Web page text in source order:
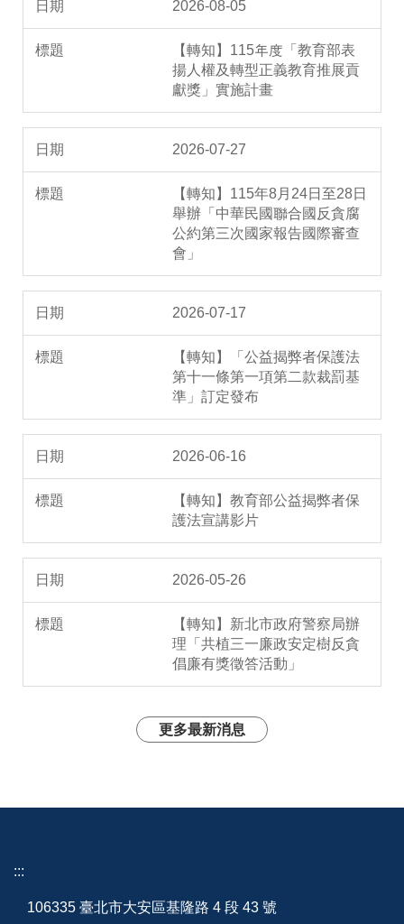
2026-08-05
【轉知】115年度「教育部表
揚人權及轉型正義教育推展貢
獻獎」實施計畫
2026-07-27
【轉知】115年8月24日至28日
舉辦「中華民國聯合國反貪腐
公約第三次國家報告國際審查
會」
2026-07-17
【轉知】「公益揭弊者保護法
第十一條第一項第二款裁罰基
準」訂定發布
2026-06-16
【轉知】教育部公益揭弊者保
護法宣講影片
2026-05-26
【轉知】新北市政府警察局辦
理「共植三一廉政安定樹反貪
倡廉有獎徵答活動」
更多最新消息
:::
106335 臺北市大安區基隆路 4 段 43 號